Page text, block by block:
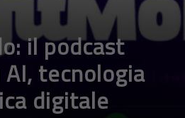
il podcast
tecnologia
digitale